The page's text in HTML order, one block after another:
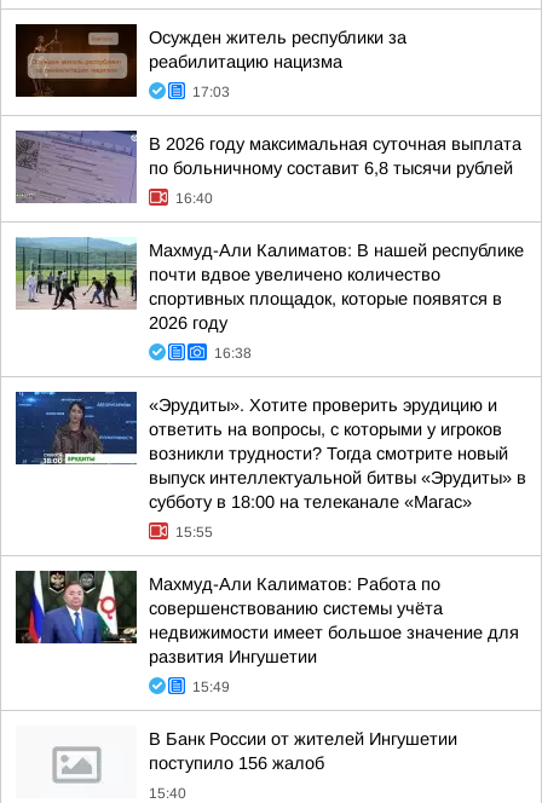
Осужден житель республики за
реабилитацию нацизма
17:03
В 2026 году максимальная суточная выплата
по больничному составит 6,8 тысячи рублей
16:40
Махмуд-Али Калиматов: В нашей республике
почти вдвое увеличено количество
спортивных площадок, которые появятся в
2026 году
16:38
«Эрудиты». Хотите проверить эрудицию и
ответить на вопросы, с которыми у игроков
возникли трудности? Тогда смотрите новый
выпуск интеллектуальной битвы «Эрудиты» в
субботу в 18:00 на телеканале «Магас»
15:55
Махмуд-Али Калиматов: Работа по
совершенствованию системы учёта
недвижимости имеет большое значение для
развития Ингушетии
15:49
В Банк России от жителей Ингушетии
поступило 156 жалоб
15:40